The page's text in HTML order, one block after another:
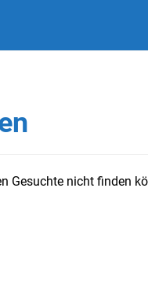
Gesuchte nicht finden